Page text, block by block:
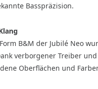
Basspräzision.
B&M der Jubilé Neo
verborgener Treiber
Oberflächen und